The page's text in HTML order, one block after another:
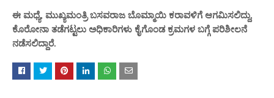
ಈ ಮಧ್ಯೆ, ಮುಖ್ಯಮಂತ್ರಿ ಬಸವರಾಜ ಬೊಮ್ಮಾಯಿ ಕರಾವಳಿಗೆ ಆಗಮಿಸಲಿದ್ದು,
ಕೊರೋನಾ ತಡೆಗಟ್ಟಲು ಅಧಿಕಾರಿಗಳು ಕೈಗೊಂಡ ಕ್ರಮಗಳ ಬಗ್ಗೆ ಪರಿಶೀಲನೆ
ನಡೆಸಲಿದ್ದಾರೆ.